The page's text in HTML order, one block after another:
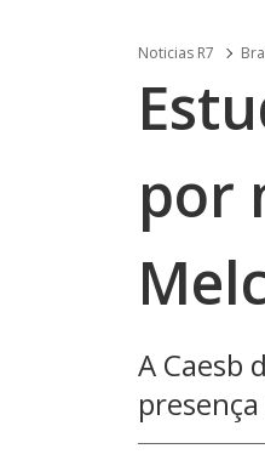
Noticias R7
por
A Caesb